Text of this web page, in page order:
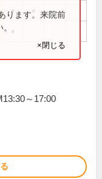
●
ります。来院前
×閉じる
～17:00